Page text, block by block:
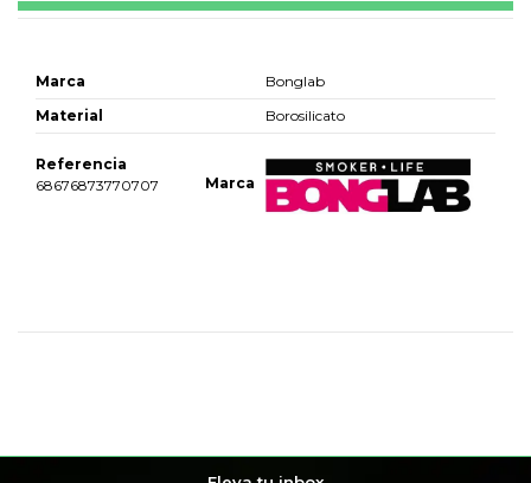
Marca
Bonglab
Material
Borosilicato
Marca
Referencia
68676873770707